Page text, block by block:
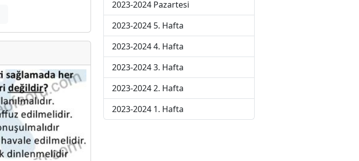
2023-2024 Pazartesi
2023-2024 5. Hafta
2023-2024 4. Hafta
2023-2024 3. Hafta
2023-2024 2. Hafta
2023-2024 1. Hafta